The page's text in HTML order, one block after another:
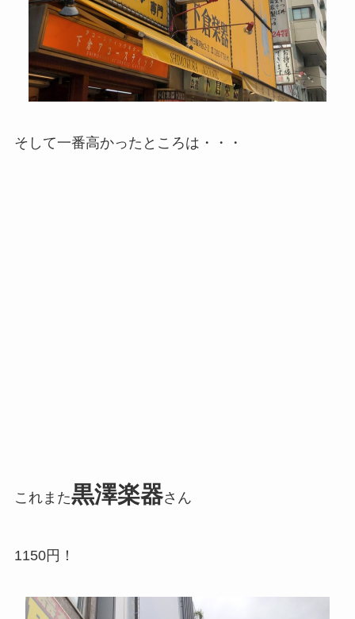
そして一番高かったところは・・・
これまた黒澤楽器さん
1150円！